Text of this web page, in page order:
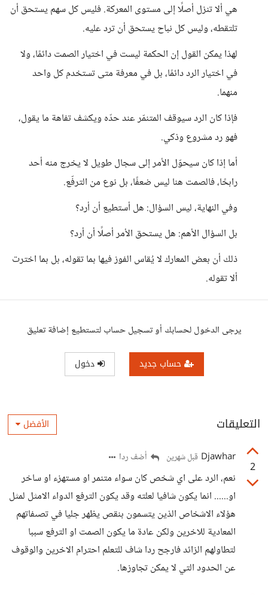
هي ألا تنزل أصلًا إلى مستوى المعركة. فليس كل سهم يستحق أن
تلتقطه، وليس كل نباح يستحق أن ترد عليه.
لهذا يمكن القول إن الحكمة ليست في اختيار الصمت دائمًا، ولا
في اختيار الرد دائمًا، بل في معرفة متى تستخدم كل واحد
منهما.
فإذا كان الرد سيوقف المتنمّر عند حدّه ويكشف تفاهة ما يقول،
فهو رد مشروع وذكي.
أما إذا كان سيحوّل الأمر إلى سجال طويل لا يخرج منه أحد
رابحًا، فالصمت هنا ليس ضعفًا، بل نوع من الترفّع.
وفي النهاية، ليس السؤال: هل أستطيع أن أرد؟
بل السؤال الأهم: هل يستحق الأمر أصلًا أن أرد؟
ذلك أن بعض المعارك لا يُقاس الفوز فيها بما تقوله، بل بما اخترت
ألا تقوله.
يرجى الدخول لحسابك أو تسجيل حساب لتستطيع إضافة تعليق
حساب جديد دخول
التعليقات الأفضل
2
Djawhar قبل شهرين أضف ردا
نعم، الرد على اي شخص كان سواء متنمر او مستهزء او ساخر
او...... انما يكون شافيا لعلته وقد يكون الترفع الدواء الامثل لمثل
هؤلاء الاشخاص الذين يتسمون بنقص يظهر جليا في تصىفاتهم
المعادية للاخرين ولكن عادة ما يكون الصمت او الترفع سببا
لتطاولهم الزائد فارجح ردا شاف للتعلم احترام الاخرين والوقوف
عن الحدود التي لا يمكن تجاوزها.